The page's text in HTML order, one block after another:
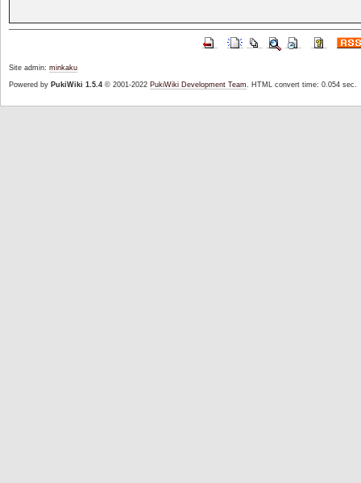
Site admin: minkaku
Powered by PukiWiki 1.5.4© 2001-2022 PukiWiki Development Team. HTML convert time: 0.054 sec.